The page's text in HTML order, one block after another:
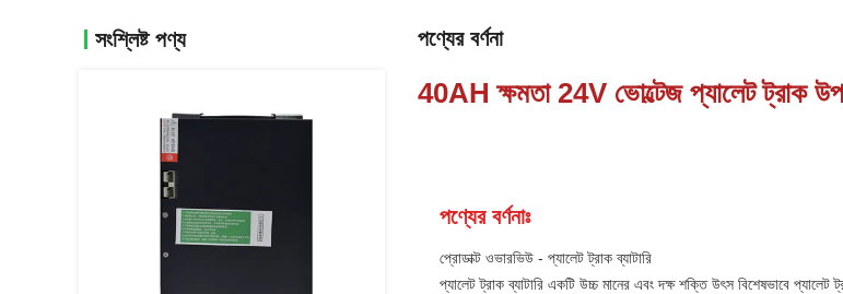
সংশ্লিষ্ট পণ্য পণ্যের বর্ণনা
40AH ক্ষমতা 24V ভোল্টেজ প্যালেট ট্রাক
পণ্যের বর্ণনাঃ
প্রোডাক্ট ওভারভিউ - প্যালেট ট্রাক ব্যাটারি
প্যালেট ট্রাক ব্যাটারি একটি উচ্চ মানের এবং দক্ষ শক্তি উৎস বিশেষভাবে